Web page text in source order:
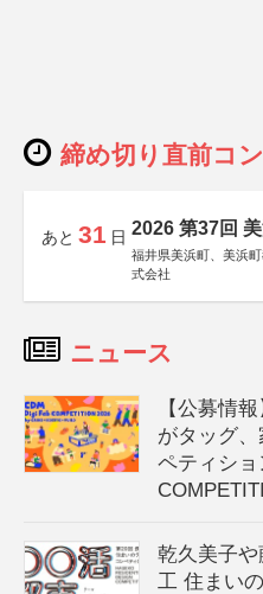
締め切り直前コ
あと 31 日 2026 第37回
福井県美浜町、美浜
式会社
ニュース
【公募情
がタッグ
ペティシ
乾久美子
工 住まい